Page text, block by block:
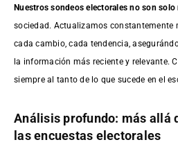
Nuestros sondeos electorales no son solo
sociedad. Actualizamos constantemente
cada cambio, cada tendencia,
la información más reciente y relevante.
siempre al tanto de lo que sucede en el
Análisis profundo: más allá
las encuestas electorales